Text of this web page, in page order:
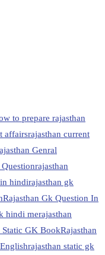
to prepare rajasthan
affairsrajasthan current
Genral
rajasthan
hindirajasthan gk
Rajasthan Gk Question In
hindi merajasthan
Static GK BookRajasthan
rajasthan static gk